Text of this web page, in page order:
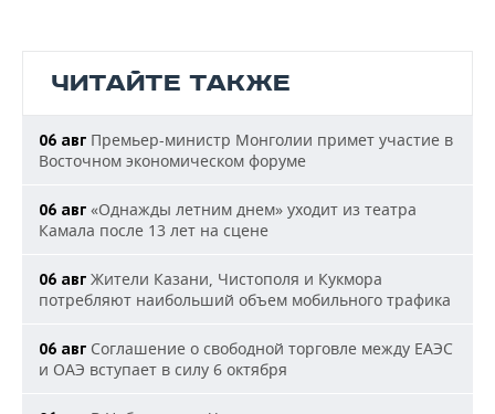
ЧИТАЙТЕ ТАКЖЕ
06 авг Премьер-министр Монголии примет участие в
Восточном экономическом форуме
06 авг «Однажды летним днем» уходит из театра
Камала после 13 лет на сцене
06 авг Жители Казани, Чистополя и Кукмора
потребляют наибольший объем мобильного трафика
06 авг Соглашение о свободной торговле между ЕАЭС
и ОАЭ вступает в силу 6 октября